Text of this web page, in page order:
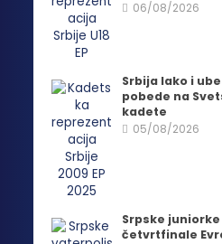
06/08/2026
Srbija lako i
pobede na
kadete
05/08/2026
Srpske
četvrtfinale